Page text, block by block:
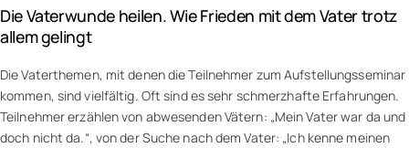
Die Vaterwunde heilen. Wie Frieden mit dem Vater trotz
allem gelingt
Die Vaterthemen, mit denen die Teilnehmer zum Aufstellungsseminar
kommen, sind vielfältig. Oft sind es sehr schmerzhafte Erfahrungen.
Teilnehmer erzählen von abwesenden Vätern: „Mein Vater war da und
doch nicht da.“, von der Suche nach dem Vater: „Ich kenne meinen